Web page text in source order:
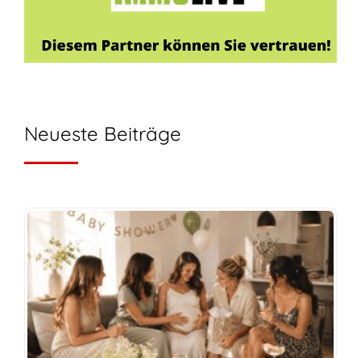
Neueste Beiträge